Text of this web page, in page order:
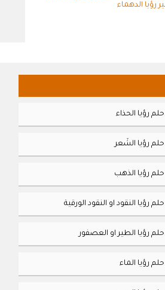
رؤيا الدهماء
رؤيا الحذاء
رؤيا الشَعر
رؤيا الذهب
رؤيا النقود او النقود الورقية
رؤيا الطير او العصفور
رؤيا الماء